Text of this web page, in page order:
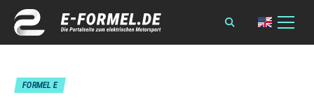
FORMEL E